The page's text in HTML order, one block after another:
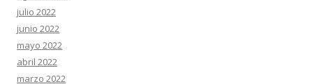
julio 2022
junio 2022
mayo 2022
abril 2022
marzo 2022